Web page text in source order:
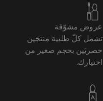
عروض مشوّقة
تشمل كلّ طلبية منتجَين
حصريَين بحجم صغير من
اختيارك.